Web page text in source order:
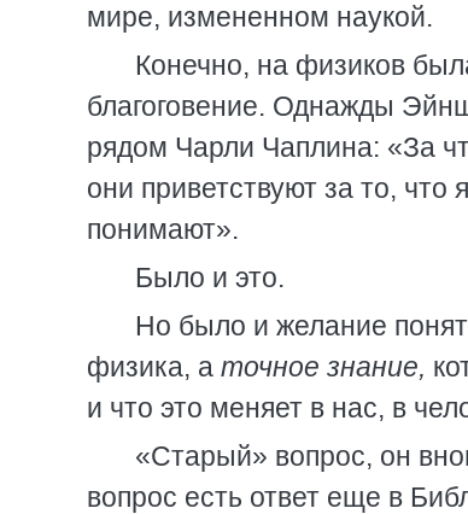
мире, измененном наукой.
Конечно, на физиков
благоговение. Однажды
рядом Чарли Чаплина: «За
они приветствуют за то,
понимают».
Было и это.
Но было и желание
физика, а точное знание,
и что это меняет в нас, в
«Старый» вопрос, он
вопрос есть ответ еще в